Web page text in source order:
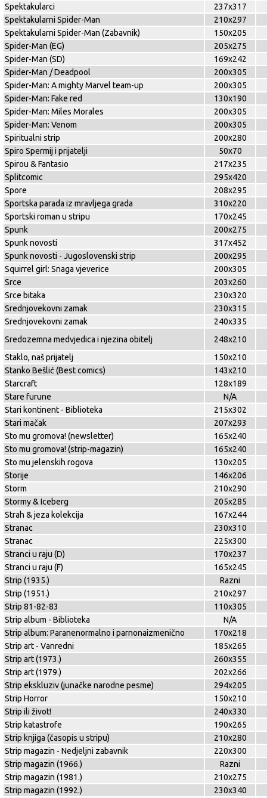
Spektakularci
237x317
Spektakularni Spider-Man
210x297
Spektakularni Spider-Man (Zabavnik)
150x205
Spider-Man (EG)
205x275
Spider-Man (SD)
169x242
Spider-Man / Deadpool
200x305
Spider-Man: A mighty Marvel team-up
200x305
Spider-Man: Fake red
130x190
Spider-Man: Miles Morales
200x305
Spider-Man: Venom
200x305
Spiritualni strip
200x280
Spiro Spermij i prijatelji
50x70
Spirou & Fantasio
217x235
Splitcomic
295x420
Spore
208x295
Sportska parada iz mravljega grada
310x220
Sportski roman u stripu
170x245
Spunk
200x275
Spunk novosti
317x452
Spunk novosti - Jugoslovenski strip
200x295
Squirrel girl: Snaga vjeverice
200x305
Srce
203x260
Srce bitaka
230x320
Srednjovekovni zamak
230x315
Srednjovekovni zamak
240x335
Sredozemna medvjedica i njezina obitelj
248x210
Staklo, naš prijatelj
150x210
Stanko Bešlić (Best comics)
143x210
Starcraft
128x189
Stare furune
N/A
Stari kontinent - Biblioteka
215x302
Stari mačak
207x293
Sto mu gromova! (newsletter)
165x240
Sto mu gromova! (strip-magazin)
165x240
Sto mu jelenskih rogova
130x205
Storije
146x206
Storm
210x290
Stormy & Iceberg
205x285
Strah & jeza kolekcija
167x244
Stranac
230x310
Stranac
225x300
Stranci u raju (D)
170x237
Stranci u raju (F)
165x245
Strip (1935.)
Razni
Strip (1951.)
210x297
Strip 81-82-83
110x305
Strip album - Biblioteka
N/A
Strip album: Paranenormalno i parnonaizmenično
170x218
Strip art - Vanredni
185x265
Strip art (1973.)
260x355
Strip art (1979.)
202x266
Strip ekskluziv (junačke narodne pesme)
294x205
Strip Horror
150x210
Strip ili život!
240x330
Strip katastrofe
190x265
Strip knjiga (časopis u stripu)
210x280
Strip magazin - Nedjeljni zabavnik
220x300
Strip magazin (1966.)
Razni
Strip magazin (1981.)
210x275
Strip magazin (1992.)
230x340